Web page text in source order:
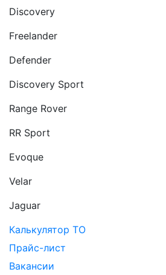
Discovery
Freelander
Defender
Discovery Sport
Range Rover
RR Sport
Evoque
Velar
Jaguar
Калькулятор ТО
Прайс-лист
Вакансии